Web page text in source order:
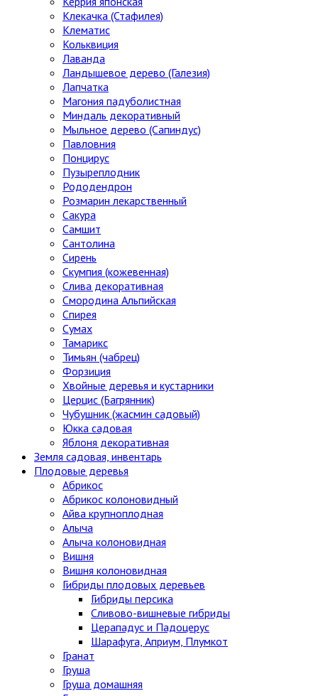
Клекачка (Стафилея)
Клематис
Кольквиция
Лаванда
Ландышевое дерево (Галезия)
Лапчатка
Магония падуболистная
Миндаль декоративный
Мыльное дерево (Сапиндус)
Павловния
Понцирус
Пузыреплодник
Рододендрон
Розмарин лекарственный
Сакура
Самшит
Сантолина
Сирень
Скумпия (кожевенная)
Слива декоративная
Смородина Альпийская
Спирея
Сумах
Тамарикс
Тимьян (чабрец)
Форзиция
Хвойные деревья и кустарники
Церцис (Багрянник)
Чубушник (жасмин садовый)
Юкка садовая
Яблоня декоративная
Земля садовая, инвентарь
Плодовые деревья
Абрикос
Абрикос колоновидный
Айва крупноплодная
Алыча
Алыча колоновидная
Вишня
Вишня колоновидная
Гибриды плодовых деревьев
Гибриды персика
Сливово-вишневые гибриды
Церападус и Падоцерус
Шарафуга, Априум, Плумкот
Гранат
Груша
Груша домашняя